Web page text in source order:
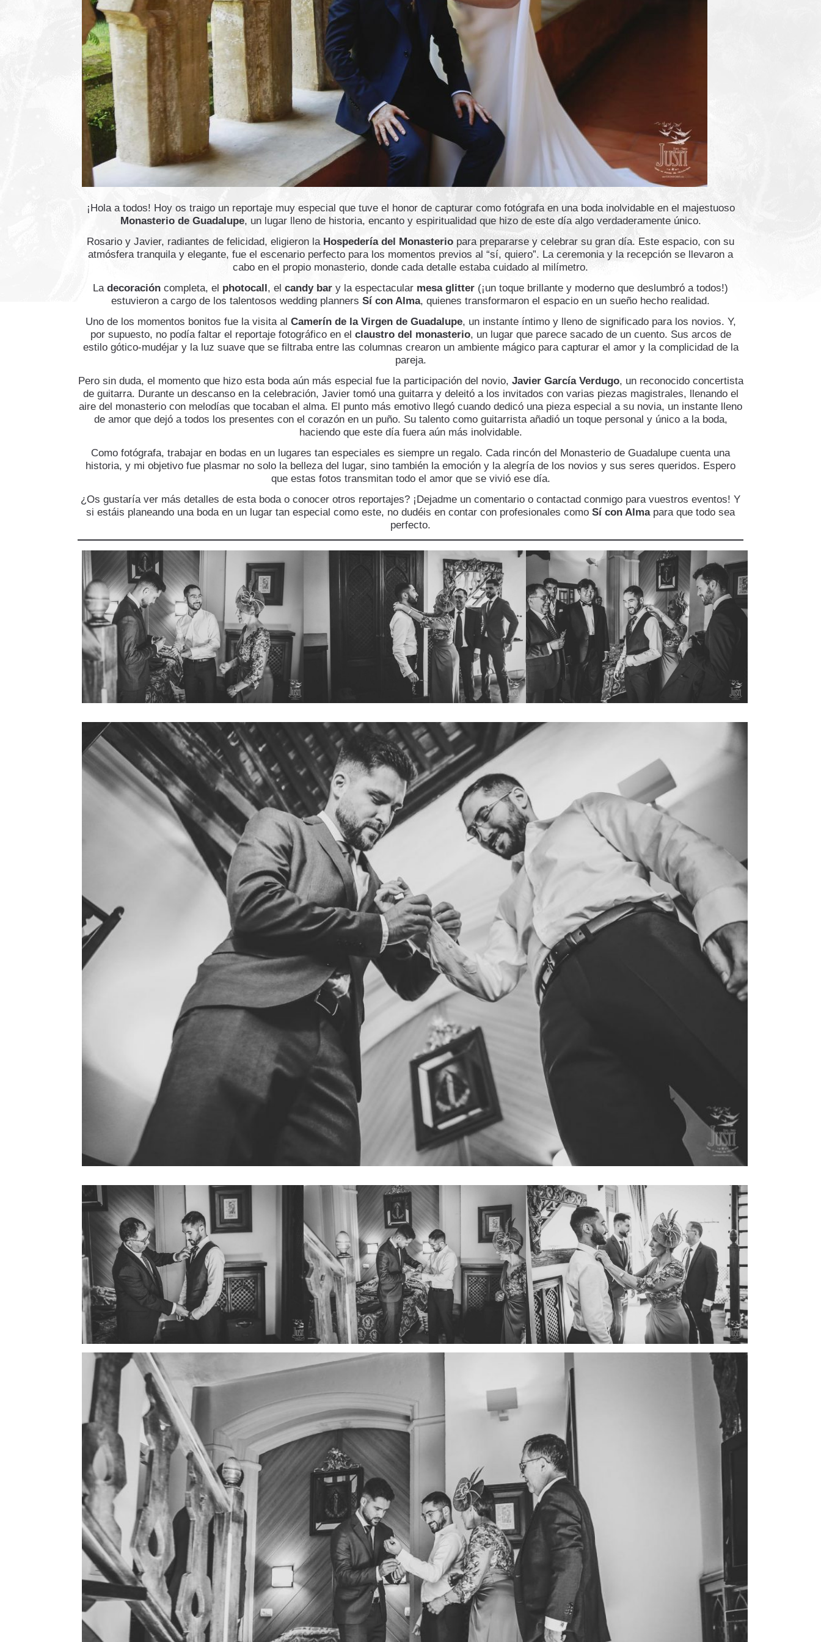
¡Hola a todos! Hoy os traigo un reportaje muy especial que tuve el honor de capturar como fotógrafa en una boda inolvidable en el majestuoso
Monasterio de Guadalupe, un lugar lleno de historia, encanto y espiritualidad que hizo de este día algo verdaderamente único.
Rosario y Javier, radiantes de felicidad, eligieron la Hospedería del Monasterio para prepararse y celebrar su gran día. Este espacio, con su
atmósfera tranquila y elegante, fue el escenario perfecto para los momentos previos al “sí, quiero”. La ceremonia y la recepción se llevaron a
cabo en el propio monasterio, donde cada detalle estaba cuidado al milímetro.
La decoración completa, el photocall, el candy bar y la espectacular mesa glitter (¡un toque brillante y moderno que deslumbró a todos!)
estuvieron a cargo de los talentosos wedding planners Sí con Alma, quienes transformaron el espacio en un sueño hecho realidad.
Uno de los momentos bonitos fue la visita al Camerín de la Virgen de Guadalupe, un instante íntimo y lleno de significado para los novios. Y,
por supuesto, no podía faltar el reportaje fotográfico en el claustro del monasterio, un lugar que parece sacado de un cuento. Sus arcos de
estilo gótico-mudéjar y la luz suave que se filtraba entre las columnas crearon un ambiente mágico para capturar el amor y la complicidad de la
pareja.
Pero sin duda, el momento que hizo esta boda aún más especial fue la participación del novio, Javier García Verdugo, un reconocido concertista
de guitarra. Durante un descanso en la celebración, Javier tomó una guitarra y deleitó a los invitados con varias piezas magistrales, llenando el
aire del monasterio con melodías que tocaban el alma. El punto más emotivo llegó cuando dedicó una pieza especial a su novia, un instante lleno
de amor que dejó a todos los presentes con el corazón en un puño. Su talento como guitarrista añadió un toque personal y único a la boda,
haciendo que este día fuera aún más inolvidable.
Como fotógrafa, trabajar en bodas en un lugares tan especiales es siempre un regalo. Cada rincón del Monasterio de Guadalupe cuenta una
historia, y mi objetivo fue plasmar no solo la belleza del lugar, sino también la emoción y la alegría de los novios y sus seres queridos. Espero
que estas fotos transmitan todo el amor que se vivió ese día.
¿Os gustaría ver más detalles de esta boda o conocer otros reportajes? ¡Dejadme un comentario o contactad conmigo para vuestros eventos! Y
si estáis planeando una boda en un lugar tan especial como este, no dudéis en contar con profesionales como Sí con Almapara que todo sea
perfecto.